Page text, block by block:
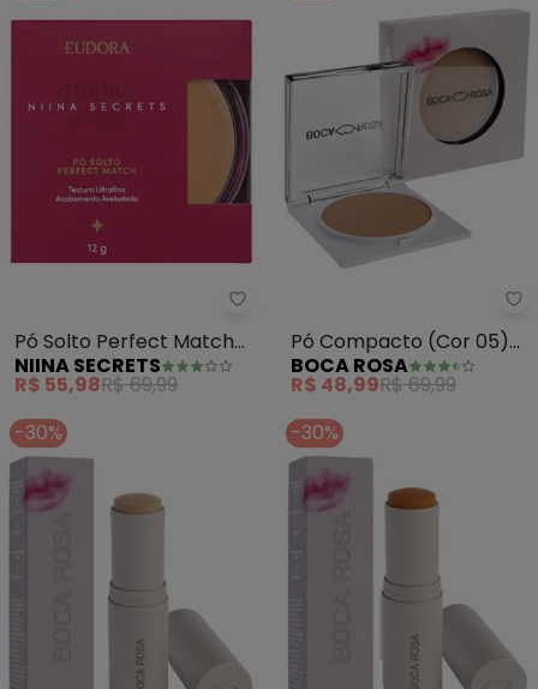
Niina Secrets - Pó Solto
Pó Solto Perfect Match
(Cor 4) -12g
NIINA SECRETS
R$ 55,98R$ 69,99
Pó Compacto (Cor 05)
9g
BOCA ROSA
R$ 48,99R$ 69,99
-30%
-30%